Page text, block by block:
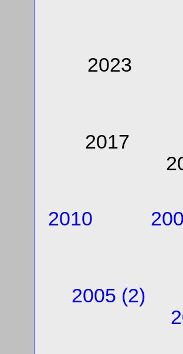
2010
2005 (2)